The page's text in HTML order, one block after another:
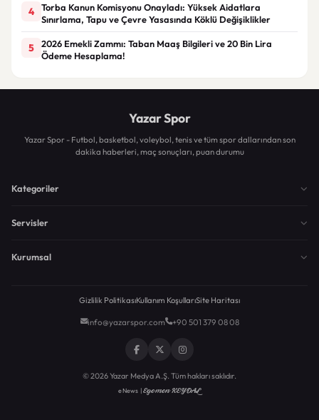
4
Torba Kanun Komisyonu Onayladı: Yüksek Aidatlara
Sınırlama, Tapu ve Çevre Yasasında Köklü Değişiklikler
5
2026 Emekli Zammı: Taban Maaş Bilgileri ve 20 Bin Lira
Ödeme Hesaplama!
Yazar Spor
Yazar Spor - Futbol, basketbol, voleybol, tenis ve tüm spor dallarından son
dakika haberleri, maç sonuçları, puan durumu
Kategoriler
Servisler
Kurumsal
Gizlilik PolitikasıKullanım KoşullarıSite Haritası
info@yazarspor.com +90 501 379 08 08
© 2026 Yazar Medya A.Ş. Tüm hakları saklıdır.
eNews |Egemen KEYDAL